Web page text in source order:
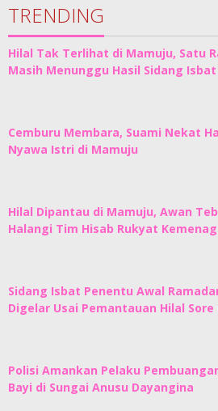
TRENDING
Hilal Tak Terlihat di Mamuju, Satu
Masih Menunggu Hasil Sidang
Cemburu Membara, Suami Nekat
Nyawa Istri di Mamuju
Hilal Dipantau di Mamuju, Awan
Halangi Tim Hisab Rukyat
Sidang Isbat Penentu Awal
Digelar Usai Pemantauan Hilal Sore
Polisi Amankan Pelaku
Bayi di Sungai Anusu Dayangina